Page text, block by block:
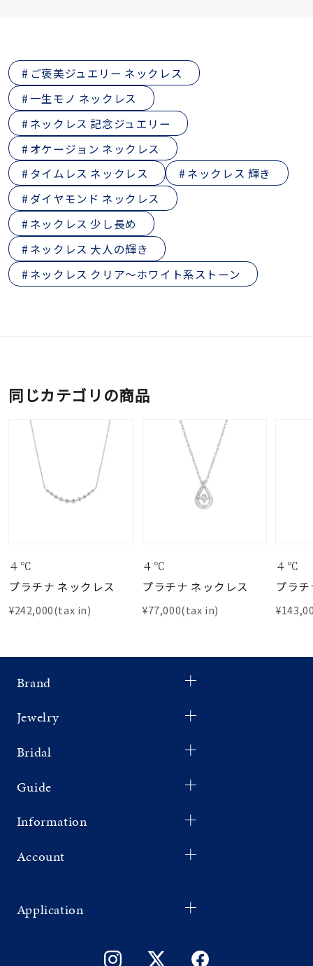
ご褒美ジュエリー ネックレス
一生モノ ネックレス
ネックレス 記念ジュエリー
オケージョン ネックレス
タイムレス ネックレス
ネックレス 輝き
ダイヤモンド ネックレス
ネックレス 少し長め
ネックレス 大人の輝き
ネックレス クリア～ホワイト系ストーン
同じカテゴリの商品
４℃
プラチナ ネックレス
¥242,000(tax in)
４℃
プラチナ ネックレス
¥77,000(tax in)
４℃
プラ
Brand
Jewelry
Bridal
Guide
Information
Account
Application